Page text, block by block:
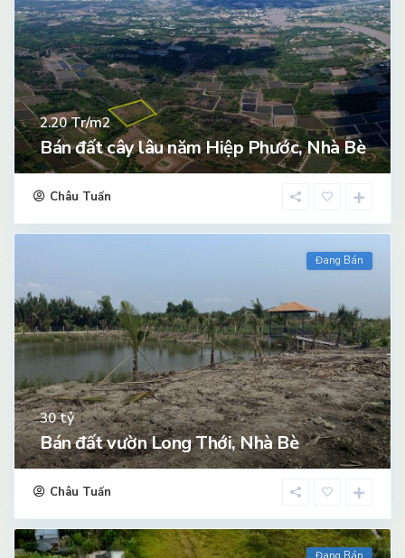
2.20Tr/m2
Bán đất cây lâu năm Hiệp Phước, Nhà Bè
Châu Tuấn
Đang Bán
30tỷ
Bán đất vườn Long Thới, Nhà Bè
Châu Tuấn